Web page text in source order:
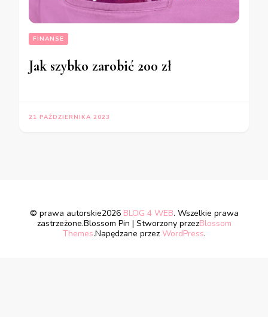
FINANSE
Jak szybko zarobić 200 zł
21 PAŹDZIERNIKA 2023
© prawa autorskie2026 BLOG 4 WEB. Wszelkie prawa
zastrzeżone.Blossom Pin | Stworzony przezBlossom
Themes.Napędzane przez WordPress.